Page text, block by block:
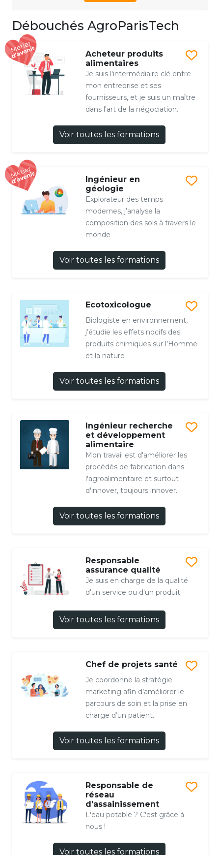
Débouchés AgroParisTech
Acheteur produits
alimentaires
Je suis l'intermédiaire clé entre
mon entreprise et ses
fournisseurs, et je suis un maître
dans l'art de la négociation.
Voir toutes les formations
Ingénieur en
géologie
Explorateur des temps
modernes, j’analyse la
composition des sols à travers le
monde
Voir toutes les formations
Ecotoxicologue
Biologiste en environnement,
j’étudie les effets nocifs des
produits chimiques sur l’Homme
et la nature
Voir toutes les formations
Ingénieur recherche
et développement
alimentaire
Mon travail est d'améliorer les
procédés de fabrication dans
l'agroalimentaire et surtout
d'innover, toujours innover.
Voir toutes les formations
Responsable
assurance qualité
Je suis en charge de la qualité
d'un service ou d'un produit
Voir toutes les formations
Chef de projets santé
Je coordonne la stratégie
marketing afin d’améliorer le
parcours de soin et la prise en
charge d’un patient.
Voir toutes les formations
Responsable de
réseau
d'assainissement
L'eau potable ? C'est grâce à
nous !
Voir toutes les formations